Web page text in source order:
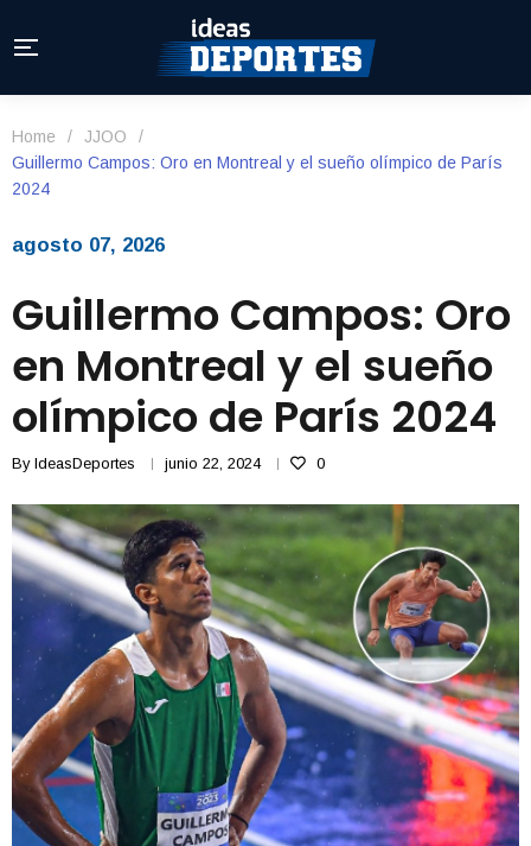
Home / JJOO
/
Guillermo Campos: Oro en Montreal y el sueño olímpico de París
2024
agosto 07, 2026
Guillermo Campos: Oro
en Montreal y el sueño
olímpico de París 2024
By IdeasDeportes junio 22, 2024 0